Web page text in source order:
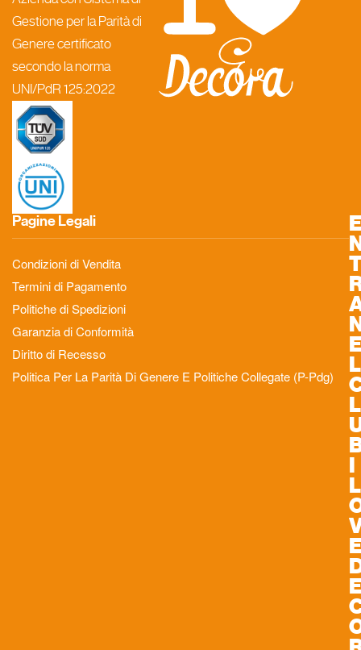
Gestione per la Parità di
Genere certificato
secondo la norma
UNI/PdR 125:2022
Pagine Legali
Condizioni di Vendita
Termini di Pagamento
Politiche di Spedizioni
Garanzia di Conformità
Diritto di Recesso
Politica Per La Parità Di Genere E Politiche Collegate (P-Pdg)
L
L
I
L